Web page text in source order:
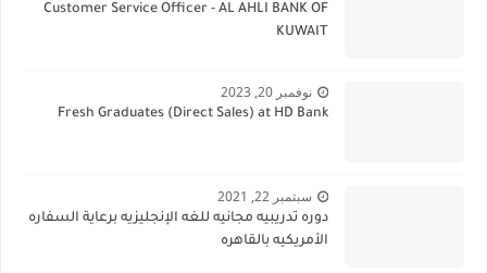
Customer Service Officer - AL AHLI BANK OF
KUWAIT
نوفمبر 20, 2023
Fresh Graduates (Direct Sales) at HD Bank
سبتمبر 22, 2021
دوره تدريبيه مجانيه للغه الإنجليزيه برعاية السفاره
الأمريكيه بالقاهره